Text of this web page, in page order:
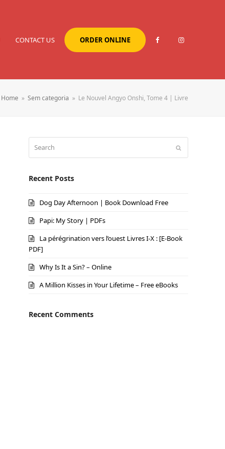
CONTACT US ORDER ONLINE
Home » Sem categoria » Le Nouvel Angyo Onshi, Tome 4 | Livre
Recent Posts
Dog Day Afternoon | Book Download Free
Papi: My Story | PDFs
La pérégrination vers l’ouest Livres I-X : [E-Book
PDF]
Why Is It a Sin? – Online
A Million Kisses in Your Lifetime – Free eBooks
Recent Comments